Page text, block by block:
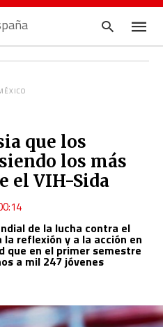
que los
los más
el VIH-Sida
de la lucha contra el
la reflexión y a la acción en
que en el primer semestre
a mil 247 jóvenes